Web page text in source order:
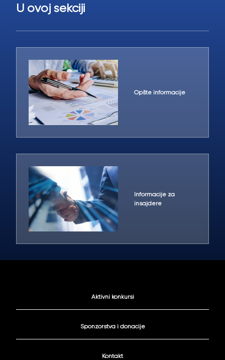
U ovoj sekciji
Opšte informacije
Informacije za
insajdere
Aktivni konkursi
Sponzorstva i donacije
Kontakt